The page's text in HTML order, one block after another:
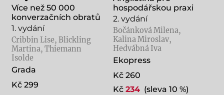
Více než 50 000
konverzačních obratů
1. vydání
Cribbin Lise, Blickling
Martina, Thiemann
Isolde
Grada
Kč 299
hospodářskou praxi
2. vydání
Bočánková Milena,
Kalina Miroslav,
Hedvábná Iva
Ekopress
Kč 260
Kč 234(sleva 10 %)